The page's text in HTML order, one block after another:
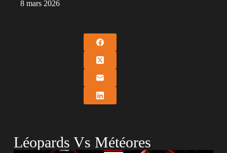
8 mars 2026
Léopards Vs Météores